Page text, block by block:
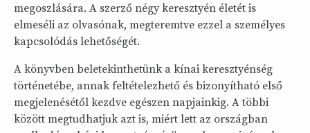
megoszlására. A szerző négy keresztyén életét is
elmeséli az olvasónak, megteremtve ezzel a személyes
kapcsolódás lehetőségét.
A könyvben beletekinthetünk a kínai keresztyénség
történetébe, annak feltételezhető és bizonyítható első
megjelenésétől kezdve egészen napjainkig. A többi
között megtudhatjuk azt is, miért lett az országban